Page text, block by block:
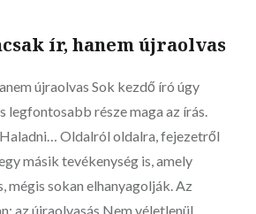
ír, hanem újraolvas
újraolvas Sok kezdő író úgy
legfontosabb része maga az írás.
Oldalról oldalra, fejezetről
másik tevékenység is, amely
mégis sokan elhanyagolják. Az
az újraolvasás Nem véletlenül